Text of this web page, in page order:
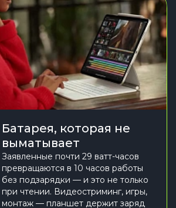
Батарея, которая не
выматывает
Заявленные почти 29 ватт-часов
превращаются в 10 часов работы
без подзарядки — и это не только
при чтении. Видеостриминг, игры,
монтаж — планшет держит заряд